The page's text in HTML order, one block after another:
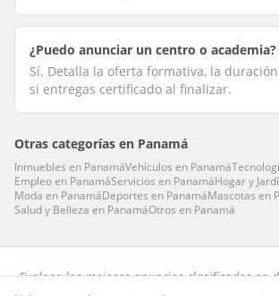
¿Puedo anunciar un centro o academia?
Sí. Detalla la oferta formativa, la
si entregas certificado al finalizar.
Otras categorías en Panamá
Inmuebles en PanamáVehículos en Panamá
Empleoen PanamáServicios en PanamáHogar y
Moda en PanamáDeportes en PanamáMascotas en
Salud y Belleza en PanamáOtros en Panamá
Explora los mejores anuncios clasificados en